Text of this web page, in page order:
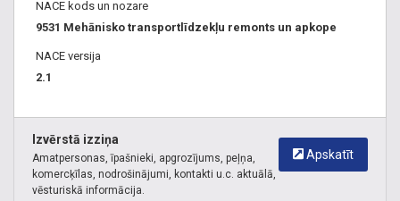
parkošanās, elektriskie logi, spoguļu apsilde un
elektropievads, gaisa balstiekārtas, klimata kontrole u.c.).
VW.
Torņakalns ,Savirzes regulēšana Torņakalns
Stūres
mehānisma remonts Torņakalns ,Stūres reikas remonts
Torņakalns
NACE kods un nozare
9531 Mehānisko transportlīdzekļu remonts un apkope
NACE versija
2.1
Apskatīt
Izvērstā izziņa
Amatpersonas, īpašnieki, apgrozījums, peļņa,
komercķīlas, nodrošinājumi, kontakti u.c. aktuālā,
vēsturiskā informācija.